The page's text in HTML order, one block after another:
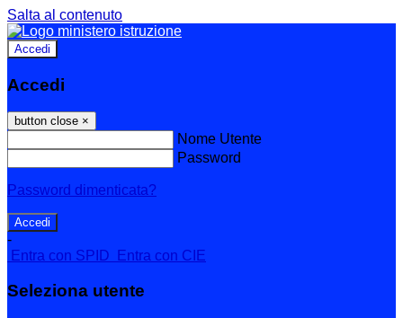
Salta al contenuto
Accedi
Accedi
button close ×
Nome Utente
Password
Password dimenticata?
-
Entra con SPID
Entra con CIE
Seleziona utente